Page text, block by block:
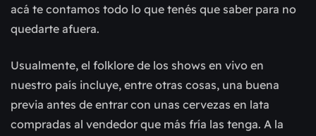
acá te contamos todo lo que tenés que saber para no
quedarte afuera.
Usualmente, el folklore de los shows en vivo en
nuestro país incluye, entre otras cosas, una buena
previa antes de entrar con unas cervezas en lata
compradas al vendedor que más fría las tenga. A la